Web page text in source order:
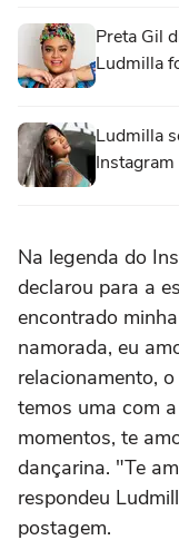
Preta Gil
Ludmilla
Ludmilla
Instagram
Na legenda do
declarou para a
encontrado
namorada, eu
relacionamento,
temos uma com
momentos, te
dançarina. "Te
respondeu
postagem.